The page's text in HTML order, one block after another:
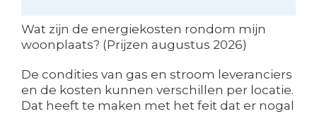
Wat zijn de energiekosten rondom mijn
woonplaats? (Prijzen augustus 2026)
De condities van gas en stroom leveranciers
en de kosten kunnen verschillen per locatie.
Dat heeft te maken met het feit dat er nogal